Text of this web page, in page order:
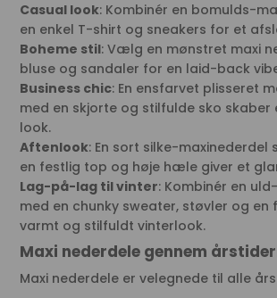
Casual look: Kombinér en bomulds-
en enkel T-shirt og sneakers for et
Boheme stil: Vælg en mønstret maxi
bluse og sandaler for en laid-back
Business chic: En ensfarvet plisseret
med en skjorte og stilfulde sko
look.
Aftenlook: En sort silke-maxinederdel
en festlig top og høje hæle giver et
Lag-på-lag til vinter: Kombinér en
med en chunky sweater, støvler og en
varmt og stilfuldt vinterlook.
Maxi nederdele gennem
Maxi nederdele er velegnede til alle